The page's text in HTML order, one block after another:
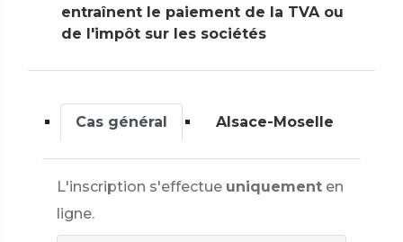
entraînent le paiement de la TVA ou
de l'impôt sur les sociétés
Cas général Alsace-Moselle
L'inscription s'effectue uniquement en
ligne.